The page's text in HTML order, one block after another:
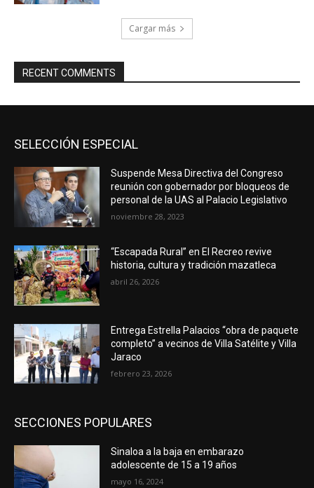
Cargar más
RECENT COMMENTS
SELECCIÓN ESPECIAL
Suspende Mesa Directiva del Congreso
reunión con gobernador por bloqueos de
personal de la UAS al Palacio Legislativo
noviembre 28, 2023
“Escapada Rural” en El Recreo revive
historia, cultura y tradición mazatleca
abril 26, 2026
Entrega Estrella Palacios “obra de paquete
completo” a vecinos de Villa Satélite y Villa
Jaraco
febrero 23, 2026
SECCIONES POPULARES
Sinaloa a la baja en embarazo
adolescente de 15 a 19 años
mayo 16, 2024